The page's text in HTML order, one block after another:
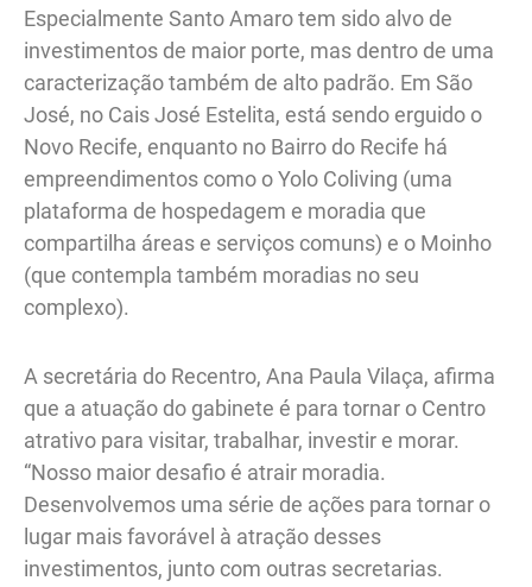
Especialmente Santo Amaro tem sido alvo de
investimentos de maior porte, mas dentro de uma
caracterização também de alto padrão. Em São
José, no Cais José Estelita, está sendo erguido o
Novo Recife, enquanto no Bairro do Recife há
empreendimentos como o Yolo Coliving (uma
plataforma de hospedagem e moradia que
compartilha áreas e serviços comuns) e o Moinho
(que contempla também moradias no seu
complexo).
A secretária do Recentro, Ana Paula Vilaça, afirma
que a atuação do gabinete é para tornar o Centro
atrativo para visitar, trabalhar, investir e morar.
“Nosso maior desafio é atrair moradia.
Desenvolvemos uma série de ações para tornar o
lugar mais favorável à atração desses
investimentos, junto com outras secretarias.